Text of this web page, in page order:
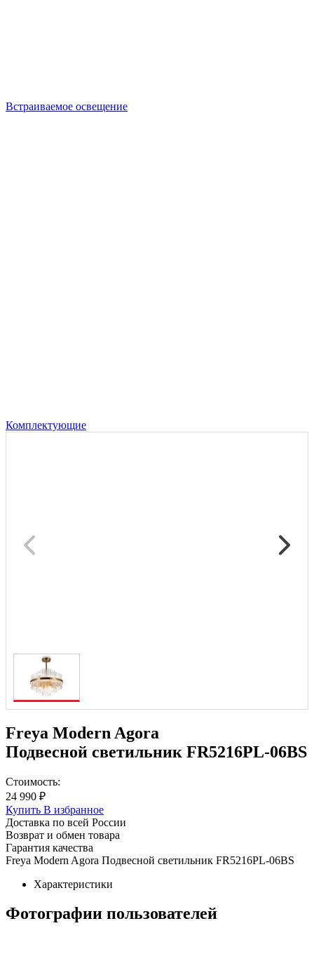
Встраиваемое освещение
Комплектующие
Freya Modern Agora
Подвесной светильник FR5216PL-06BS
Стоимость:
24 990 ₽
Купить В избранное
Доставка по всей России
Возврат и обмен товара
Гарантия качества
Freya Modern Agora Подвесной светильник FR5216PL-06BS
Характеристики
Фотографии пользователей